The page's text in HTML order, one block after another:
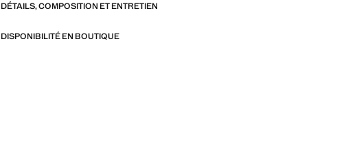
DÉTAILS, COMPOSITION ET ENTRETIEN
DISPONIBILITÉ EN BOUTIQUE